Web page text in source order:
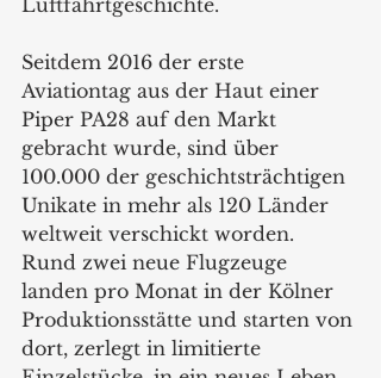
Seitdem 2016 der erste
Aviationtag aus der Haut einer
Piper PA28 auf den Markt
gebracht wurde, sind über
100.000 der geschichtsträchtigen
Unikate in mehr als 120 Länder
weltweit verschickt worden.
Rund zwei neue Flugzeuge
landen pro Monat in der Kölner
Produktionsstätte und starten von
dort, zerlegt in limitierte